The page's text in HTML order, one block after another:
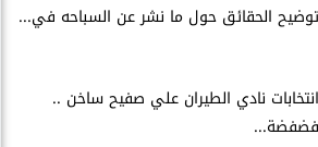
توضيح الحقائق حول ما نشر عن السباحه في...
انتخابات نادي الطيران علي صفيح ساخن ..
فضفضة...